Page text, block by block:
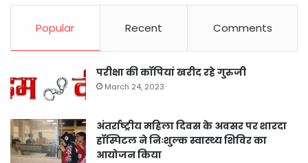
Popular Recent Comments
परीक्षा की कॉपियां खरीद रहे गुरुजी
March 24, 2023
अंतर्राष्ट्रीय महिला दिवस के अवसर पर शारदा
हॉस्पिटल ने निःशुल्क स्वास्थ्य शिविर का
आयोजन किया